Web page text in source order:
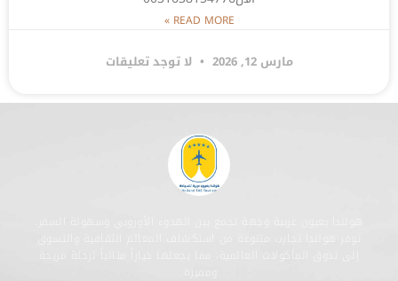
READ MORE »
مارس 12, 2026 لا توجد تعليقات